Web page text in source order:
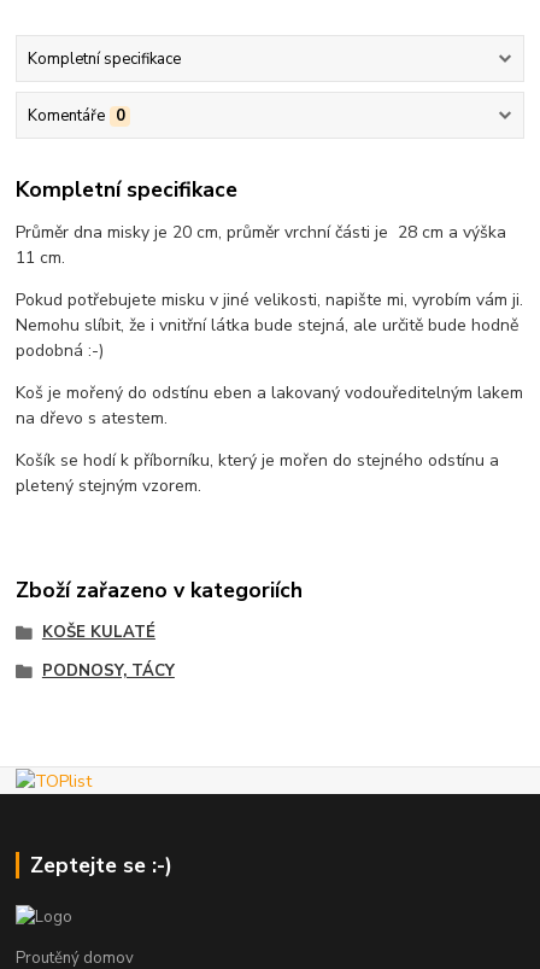
Kompletní specifikace
Komentáře 0
Kompletní specifikace
Průměr dna misky je 20 cm, průměr vrchní části je 28 cm a výška
11 cm.
Pokud potřebujete misku v jiné velikosti, napište mi, vyrobím vám ji.
Nemohu slíbit, že i vnitřní látka bude stejná, ale určitě bude hodně
podobná :-)
Koš je mořený do odstínu eben a lakovaný vodouředitelným lakem
na dřevo s atestem.
Košík se hodí k příborníku, který je mořen do stejného odstínu a
pletený stejným vzorem.
Zboží zařazeno v kategoriích
KOŠE KULATÉ
PODNOSY, TÁCY
Zeptejte se :-)
Proutěný domov